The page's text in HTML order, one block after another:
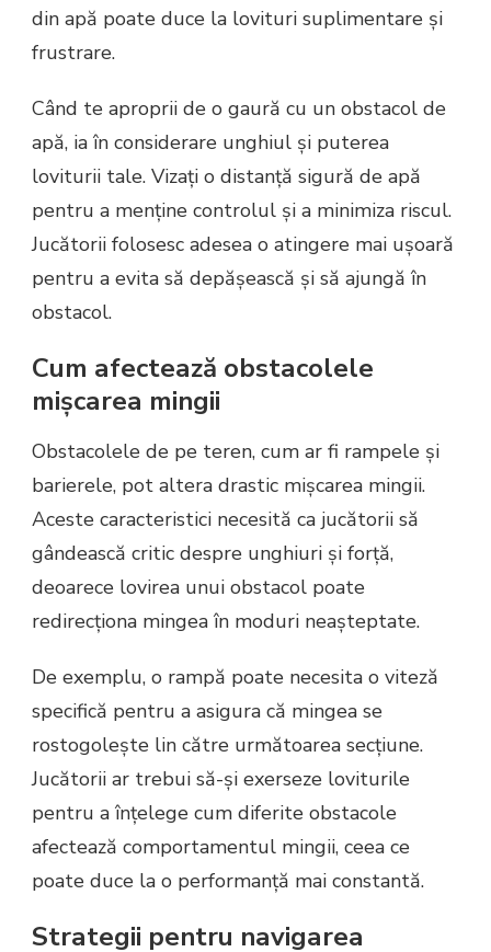
din apă poate duce la lovituri suplimentare și
frustrare.
Când te aproprii de o gaură cu un obstacol de
apă, ia în considerare unghiul și puterea
loviturii tale. Vizați o distanță sigură de apă
pentru a menține controlul și a minimiza riscul.
Jucătorii folosesc adesea o atingere mai ușoară
pentru a evita să depășească și să ajungă în
obstacol.
Cum afectează obstacolele
mișcarea mingii
Obstacolele de pe teren, cum ar fi rampele și
barierele, pot altera drastic mișcarea mingii.
Aceste caracteristici necesită ca jucătorii să
gândească critic despre unghiuri și forță,
deoarece lovirea unui obstacol poate
redirecționa mingea în moduri neașteptate.
De exemplu, o rampă poate necesita o viteză
specifică pentru a asigura că mingea se
rostogolește lin către următoarea secțiune.
Jucătorii ar trebui să-și exerseze loviturile
pentru a înțelege cum diferite obstacole
afectează comportamentul mingii, ceea ce
poate duce la o performanță mai constantă.
Strategii pentru navigarea